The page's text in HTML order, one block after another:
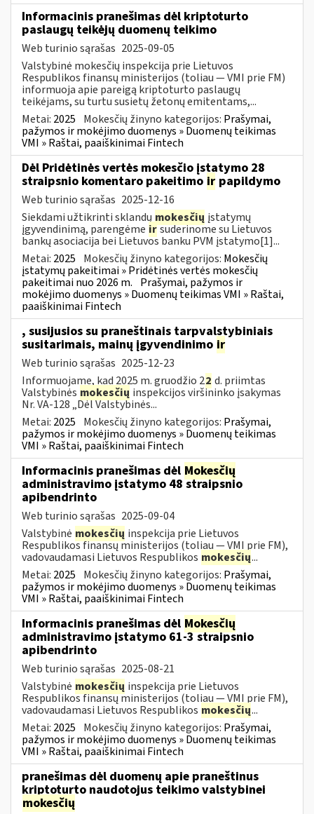
Informacinis pranešimas dėl kriptoturto
paslaugų teikėjų duomenų teikimo
Web turinio sąrašas 2025-09-05
Valstybinė mokesčių inspekcija prie Lietuvos
Respublikos finansų ministerijos (toliau — VMI prie FM)
informuoja apie pareigą kriptoturto paslaugų
teikėjams, su turtu susietų žetonų emitentams,...
Metai: 2025 Mokesčių žinyno kategorijos: Prašymai,
pažymos ir mokėjimo duomenys » Duomenų teikimas
VMI » Raštai, paaiškinimai Fintech
Dėl Pridėtinės vertės mokesčio įstatymo 28
straipsnio komentaro pakeitimo ir papildymo
Web turinio sąrašas 2025-12-16
Siekdami užtikrinti sklandų mokesčių įstatymų
įgyvendinimą, parengėme irsuderinome su Lietuvos
bankų asociacija bei Lietuvos banku PVM įstatymo[1]...
Metai: 2025 Mokesčių žinyno kategorijos: Mokesčių
įstatymų pakeitimai » Pridėtinės vertės mokesčių
pakeitimai nuo 2026 m. Prašymai, pažymos ir
mokėjimo duomenys » Duomenų teikimas VMI » Raštai,
paaiškinimai Fintech
, susijusios su praneštinais tarpvalstybiniais
susitarimais, mainų įgyvendinimo ir
Web turinio sąrašas 2025-12-23
Informuojame, kad 2025 m. gruodžio 22 d. priimtas
Valstybinės mokesčių inspekcijos viršininko įsakymas
Nr. VA-128 „Dėl Valstybinės...
Metai: 2025 Mokesčių žinyno kategorijos: Prašymai,
pažymos ir mokėjimo duomenys » Duomenų teikimas
VMI » Raštai, paaiškinimai Fintech
Informacinis pranešimas dėl Mokesčių
administravimo įstatymo 48 straipsnio
apibendrinto
Web turinio sąrašas 2025-09-04
Valstybinė mokesčių inspekcija prie Lietuvos
Respublikos finansų ministerijos (toliau — VMI prie FM),
vadovaudamasi Lietuvos Respublikos mokesčių...
Metai: 2025 Mokesčių žinyno kategorijos: Prašymai,
pažymos ir mokėjimo duomenys » Duomenų teikimas
VMI » Raštai, paaiškinimai Fintech
Informacinis pranešimas dėl Mokesčių
administravimo įstatymo 61-3 straipsnio
apibendrinto
Web turinio sąrašas 2025-08-21
Valstybinė mokesčių inspekcija prie Lietuvos
Respublikos finansų ministerijos (toliau — VMI prie FM),
vadovaudamasi Lietuvos Respublikos mokesčių...
Metai: 2025 Mokesčių žinyno kategorijos: Prašymai,
pažymos ir mokėjimo duomenys » Duomenų teikimas
VMI » Raštai, paaiškinimai Fintech
pranešimas dėl duomenų apie praneštinus
kriptoturto naudotojus teikimo valstybinei
mokesčių